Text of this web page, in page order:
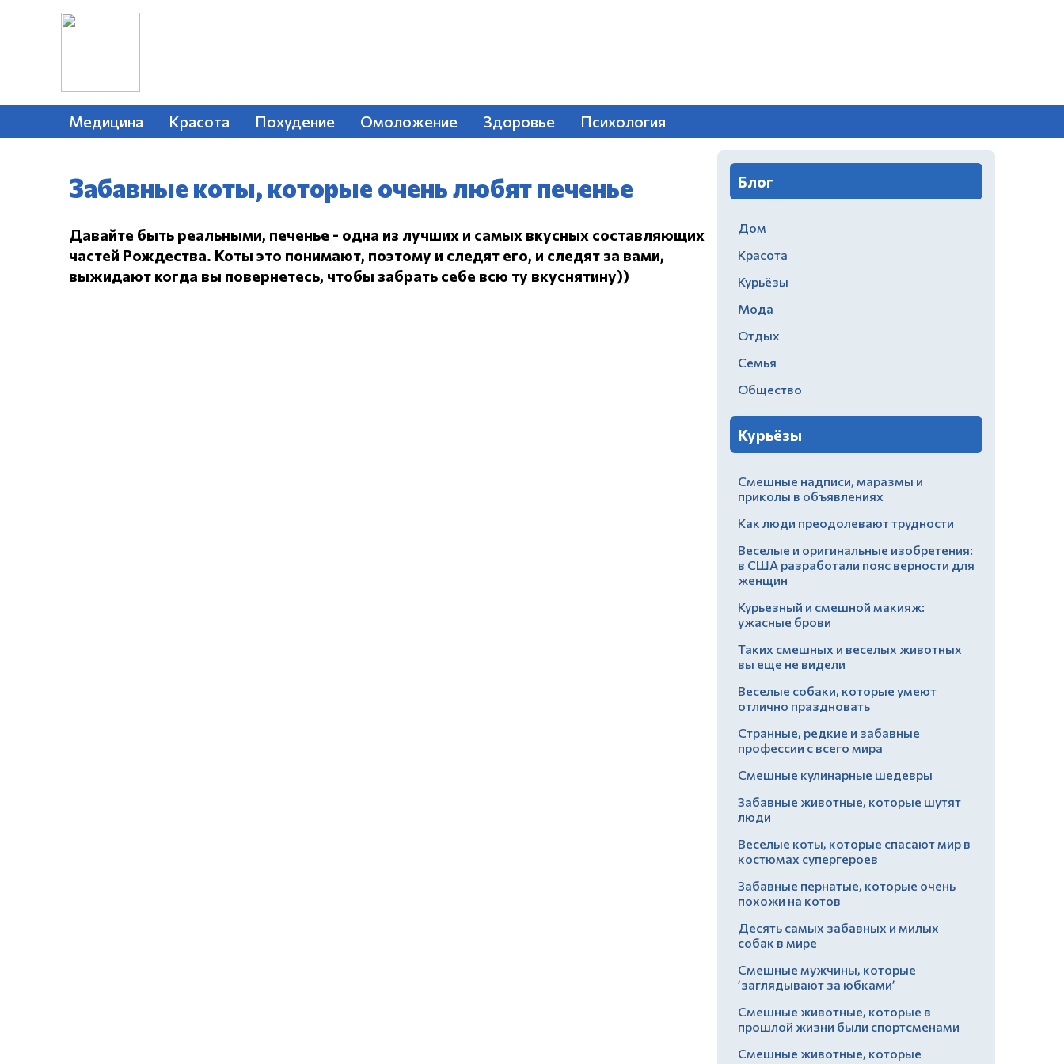
Медицина Красота Похудение Омоложение Здоровье Психология
Забавные коты, которые очень любят печенье
Давайте быть реальными, печенье - одна из лучших и самых вкусных составляющих
частей Рождества. Коты это понимают, поэтому и следят его, и следят за вами,
выжидают когда вы повернетесь, чтобы забрать себе всю ту вкуснятину))
Блог
Дом
Красота
Курьёзы
Мода
Отдых
Семья
Общество
Курьёзы
Смешные надписи, маразмы и
приколы в объявлениях
Как люди преодолевают трудности
Веселые и оригинальные изобретения:
в США разработали пояс верности для
женщин
Курьезный и смешной макияж:
ужасные брови
Таких смешных и веселых животных
вы еще не видели
Веселые собаки, которые умеют
отлично праздновать
Странные, редкие и забавные
профессии с всего мира
Смешные кулинарные шедевры
Забавные животные, которые шутят
люди
Веселые коты, которые спасают мир в
костюмах супергероев
Забавные пернатые, которые очень
похожи на котов
Десять самых забавных и милых
собак в мире
Смешные мужчины, которые
’заглядывают за юбками’
Смешные животные, которые в
прошлой жизни были спортсменами
Смешные животные, которые